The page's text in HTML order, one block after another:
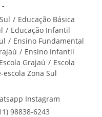
/ Educação Básica
/ Educação Infantil
/ Ensino Fundamental
/ Ensino Infantil
Escola Grajaú / Escola
escola Zona Sul
Instagram
98838-6243